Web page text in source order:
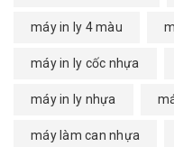
máy in ly 4 màu
máy in ly cốc nhựa
máy in ly nhựa
máy làm can nhựa